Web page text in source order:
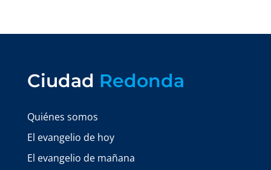
Ciudad Redonda
Quiénes somos
El evangelio de hoy
El evangelio de mañana